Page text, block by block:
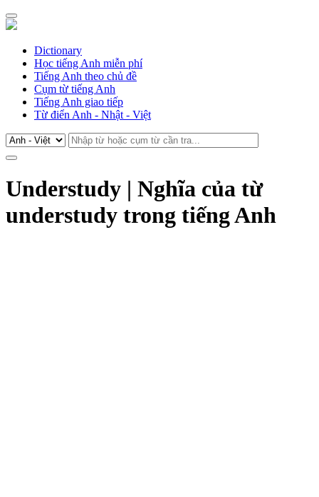
Dictionary
Học tiếng Anh miễn phí
Tiếng Anh theo chủ đề
Cụm từ tiếng Anh
Tiếng Anh giao tiếp
Từ điển Anh - Nhật - Việt
Understudy | Nghĩa của từ
understudy trong tiếng Anh